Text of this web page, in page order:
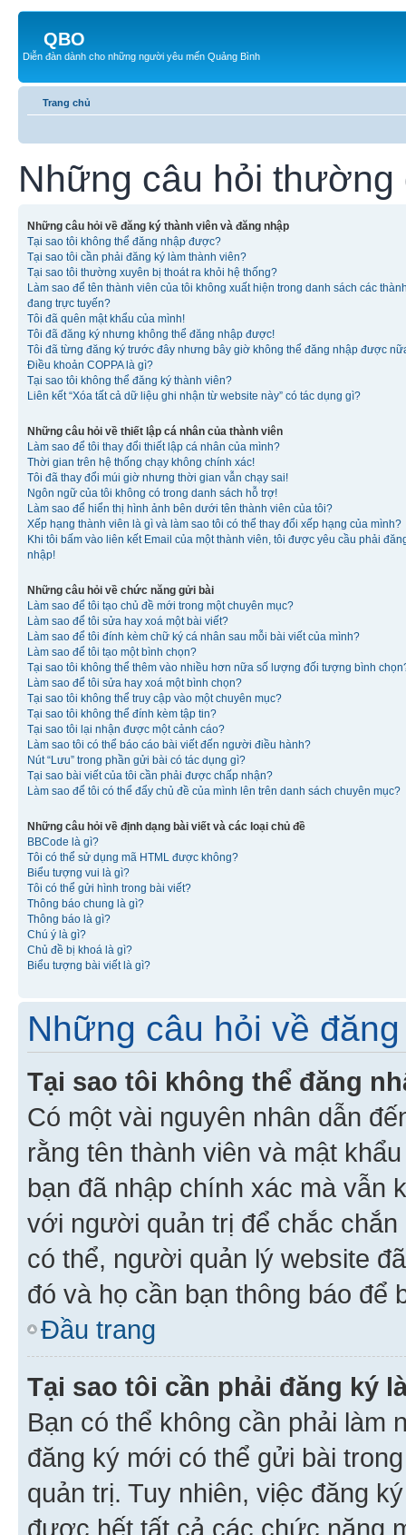
QBO
Diễn đàn dành cho những người yêu mến Quảng Bình
Trang chủ
Những câu hỏi thường
Những câu hỏi về đăng ký thành viên và đăng nhập
Tại sao tôi không thể đăng nhập được?
Tại sao tôi cần phải đăng ký làm thành viên?
Tại sao tôi thường xuyên bị thoát ra khỏi hệ thống?
Làm sao để tên thành viên của tôi không xuất hiện trong danh sách các
đang trực tuyến?
Tôi đã quên mật khẩu của mình!
Tôi đã đăng ký nhưng không thể đăng nhập được!
Tôi đã từng đăng ký trước đây nhưng bây giờ không thể đăng nhập được
Điều khoản COPPA là gì?
Tại sao tôi không thể đăng ký thành viên?
Liên kết “Xóa tất cả dữ liệu ghi nhận từ website này” có tác dụng gì?
Những câu hỏi về thiết lập cá nhân của thành viên
Làm sao để tôi thay đổi thiết lập cá nhân của mình?
Thời gian trên hệ thống chạy không chính xác!
Tôi đã thay đổi múi giờ nhưng thời gian vẫn chạy sai!
Ngôn ngữ của tôi không có trong danh sách hỗ trợ!
Làm sao để hiển thị hình ảnh bên dưới tên thành viên của tôi?
Xếp hạng thành viên là gì và làm sao tôi có thể thay đổi xếp hạng của mình?
Khi tôi bấm vào liên kết Email của một thành viên, tôi được yêu cầu phải
nhập!
Những câu hỏi về chức năng gửi bài
Làm sao để tôi tạo chủ đề mới trong một chuyên mục?
Làm sao để tôi sửa hay xoá một bài viết?
Làm sao để tôi đính kèm chữ ký cá nhân sau mỗi bài viết của mình?
Làm sao để tôi tạo một bình chọn?
Tại sao tôi không thể thêm vào nhiều hơn nữa số lượng đối tượng bình
Làm sao để tôi sửa hay xoá một bình chọn?
Tại sao tôi không thể truy cập vào một chuyên mục?
Tại sao tôi không thể đính kèm tập tin?
Tại sao tôi lại nhận được một cảnh cáo?
Làm sao tôi có thể báo cáo bài viết đến người điều hành?
Nút “Lưu” trong phần gửi bài có tác dụng gì?
Tại sao bài viết của tôi cần phải được chấp nhận?
Làm sao để tôi có thể đẩy chủ đề của mình lên trên danh sách chuyên mục?
Những câu hỏi về định dạng bài viết và các loại chủ đề
BBCode là gì?
Tôi có thể sử dụng mã HTML được không?
Biểu tượng vui là gì?
Tôi có thể gửi hình trong bài viết?
Thông báo chung là gì?
Thông báo là gì?
Chú ý là gì?
Chủ đề bị khoá là gì?
Biểu tượng bài viết là gì?
Những câu hỏi về
Tại sao tôi không thể đăng
Có một vài nguyên nhân dẫn
rằng tên thành viên và mật
bạn đã nhập chính xác mà vẫn
với người quản trị để chắc
có thể, người quản lý website
đó và họ cần bạn thông báo để
Đầu trang
Tại sao tôi cần phải đăng ký
Bạn có thể không cần phải làm
đăng ký mới có thể gửi bài
quản trị. Tuy nhiên, việc đăng
được hết tất cả các chức năng